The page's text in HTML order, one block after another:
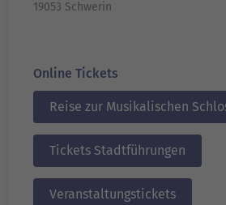
19053 Schwerin
Online Tickets
Reise zur Musikalischen
Tickets Stadtführungen
Veranstaltungstickets